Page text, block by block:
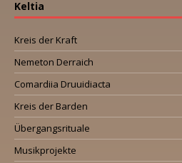
Keltia
Kreis der Kraft
Nemeton Derraich
Comardiia Druuidiacta
Kreis der Barden
Übergangsrituale
Musikprojekte